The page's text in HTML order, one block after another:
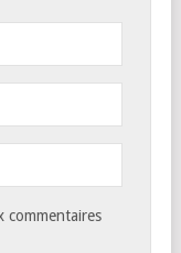
commentaires